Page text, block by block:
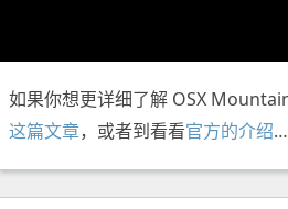
如果你想更详细了解 OSX
这篇文章，或者到看看官方的介绍